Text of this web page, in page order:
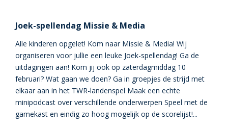
Joek-spellendag Missie & Media
Alle kinderen opgelet! Kom naar Missie & Media! Wij
organiseren voor jullie een leuke Joek-spellendag! Ga de
uitdagingen aan! Kom jij ook op zaterdagmiddag 10
februari? Wat gaan we doen? Ga in groepjes de strijd met
elkaar aan in het TWR-landenspel Maak een echte
minipodcast over verschillende onderwerpen Speel met de
gamekast en eindig zo hoog mogelijk op de scorelijst!...